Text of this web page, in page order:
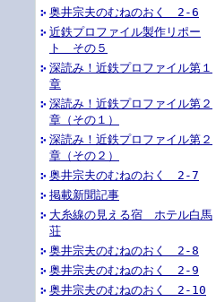
奥井宗夫のむねのおく 2-6
近鉄プロファイル製作リポー
ト その５
深読み！近鉄プロファイル第１
章
深読み！近鉄プロファイル第２
章（その１）
深読み！近鉄プロファイル第２
章（その２）
奥井宗夫のむねのおく 2-7
掲載新聞記事
大糸線の見える宿 ホテル白馬
荘
奥井宗夫のむねのおく 2-8
奥井宗夫のむねのおく 2-9
奥井宗夫のむねのおく 2-10